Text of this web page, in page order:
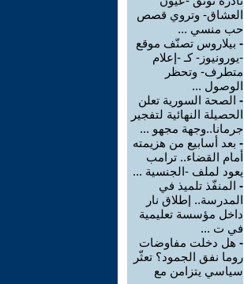
العشاق- وتروي قصص
حب منسي ...
- بيلاروس تصنّف موقع
-يورونيوز- كـ -إعلام
متطرف- وتحظر
الوصول ...
- الصحة السورية تعلن
الحصيلة النهائية لتفجير
جرمانا..وجهة مجهو ...
- بعد أسابيع من هزيمته
أمام القضاء.. ترامب
يعود لملف -الجنسية ...
- المنفّذ تلميذ في
المدرسة.. إطلاق نار
داخل مؤسسة تعليمية
في ت ...
- هل دخلت مفاوضات
روما نفق الجمود؟ تعثّر
سياسي يتزامن مع